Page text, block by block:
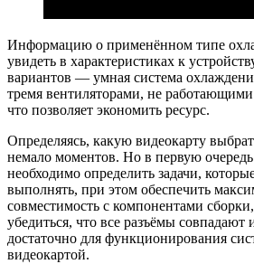
Информацию о применённом типе
увидеть в характеристиках к
вариантов — умная система
тремя вентиляторами, не работающими
что позволяет экономить ресурс.
Определяясь, какую видеокарту
немало моментов. Но в первую
необходимо определить задачи,
выполнять, при этом обеспечить
совместимость с компонентами
убедиться, что все разъёмы совпадают
достаточно для функционирования
видеокартой.